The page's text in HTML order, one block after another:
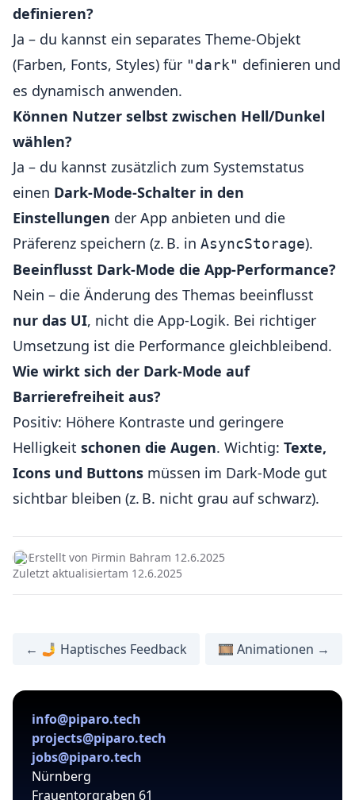
definieren?
Ja – du kannst ein separates Theme-Objekt
(Farben, Fonts, Styles) für "dark" definieren und
es dynamisch anwenden.
Können Nutzer selbst zwischen Hell/Dunkel
wählen?
Ja – du kannst zusätzlich zum Systemstatus
einen Dark-Mode-Schalter in den
Einstellungen der App anbieten und die
Präferenz speichern (z. B. in AsyncStorage).
Beeinflusst Dark-Mode die App-Performance?
Nein – die Änderung des Themas beeinflusst
nur das UI, nicht die App-Logik. Bei richtiger
Umsetzung ist die Performance gleichbleibend.
Wie wirkt sich der Dark-Mode auf
Barrierefreiheit aus?
Positiv: Höhere Kontraste und geringere
Helligkeit schonen die Augen. Wichtig: Texte,
Icons und Buttons müssen im Dark-Mode gut
sichtbar bleiben (z. B. nicht grau auf schwarz).
Erstellt von Pirmin Bahram 12.6.2025
Zuletzt aktualisiertam 12.6.2025
← 🤳 Haptisches Feedback 🎞️ Animationen →
info@piparo.tech
projects@piparo.tech
jobs@piparo.tech
Nürnberg
Frauentorgraben 61